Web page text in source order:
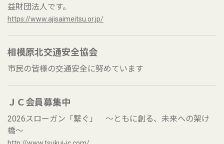
益財団法人です。
https://www.ajisaimeitsu.or.jp/
相模原北交通安全協会
市民の皆様の交通安全に努めています
ＪＣ会員募集中
2026スローガン「繋ぐ」 ～ともに創る、未来への架け
橋～